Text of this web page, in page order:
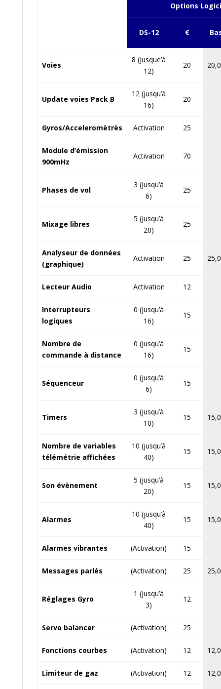
Options
DS-12 €
Voies
8 (jusque’à
12)
20
Update voies Pack B
12 (jusqu’à
16)
20
Gyros/Acceleromètrès Activation 25
Module d’émission
900mHz
Activation 70
Phases de vol
3 (jusqu’à
6)
25
Mixage libres
5 (jusqu’à
20)
25
Analyseur de données
(graphique)
Activation 25
Lecteur Audio Activation 12
Interrupteurs
logiques
0 (jusqu’à
16)
15
Nombre de
commande à distance
0 (jusqu’à
16)
15
Séquenceur
0 (jusqu’à
6)
15
Timers
3 (jusqu’à
10)
15
Nombre de variables
télémétrie affichées
10 (jusqu’à
40)
15
Son évènement
5 (jusqu’à
20)
15
Alarmes
10 (jusqu’à
40)
15
Alarmes vibrantes (Activation) 15
Messages parlés (Activation) 25
Réglages Gyro
1 (jusqu’à
3)
12
Servo balancer (Activation) 25
Fonctions courbes (Activation) 12
Limiteur de gaz (Activation) 12